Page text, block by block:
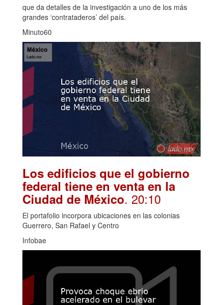
que da detalles de la investigación a uno de los más
grandes ‘contrataderos’ del país.
Minuto60
Los edificios que el gobierno
federal tiene en venta en la
Ciudad de México. 20:10
El portafolio incorpora ubicaciones en las colonias
Guerrero, San Rafael y Centro
Infobae